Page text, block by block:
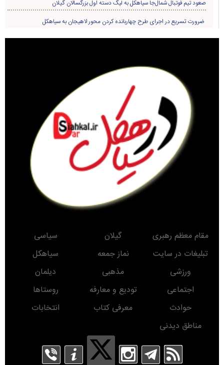
صعود تیم فوتبال شمال‌جا‌ سیاهکل به لیگ دسته اول بزرگسالان گیلان
ضرورت تسریع در اجرای طرح چهاربانده کردن محور لاهیجان به سیاهکل
مقام معظم رهبری گیلان
سیاسی
تبلیغات در سایت
نماز جمعه
سیاهکل
ورزشی
مذهبی
دیلمان
اجتماعی
تودیع و معارفه
روستاها
حوادث
معرفی کتاب
انتخابات
مناطق دیدنی